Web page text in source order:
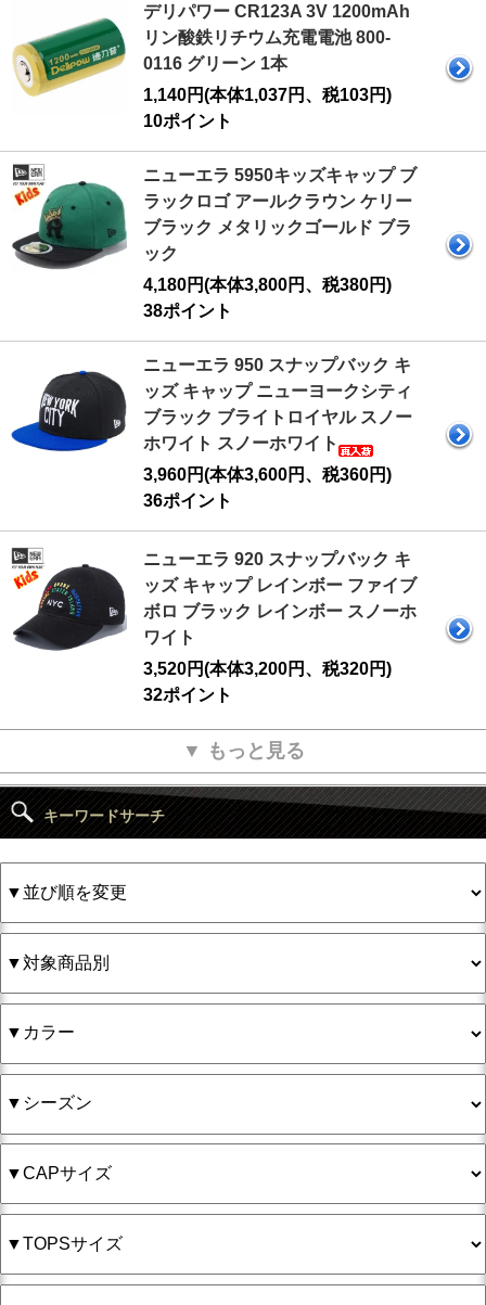
デリパワー CR123A 3V 1200mAh
リン酸鉄リチウム充電電池 800-
0116 グリーン 1本
1,140円(本体1,037円、税103円)
10ポイント
ニューエラ 5950キッズキャップ ブ
ラックロゴ アールクラウン ケリー
ブラック メタリックゴールド ブラ
ック
4,180円(本体3,800円、税380円)
38ポイント
ニューエラ 950 スナップバック キ
ッズ キャップ ニューヨークシティ
ブラック ブライトロイヤル スノー
ホワイト スノーホワイト
3,960円(本体3,600円、税360円)
36ポイント
ニューエラ 920 スナップバック キ
ッズ キャップ レインボー ファイブ
ボロ ブラック レインボー スノーホ
ワイト
3,520円(本体3,200円、税320円)
32ポイント
▼ もっと見る
キーワードサーチ